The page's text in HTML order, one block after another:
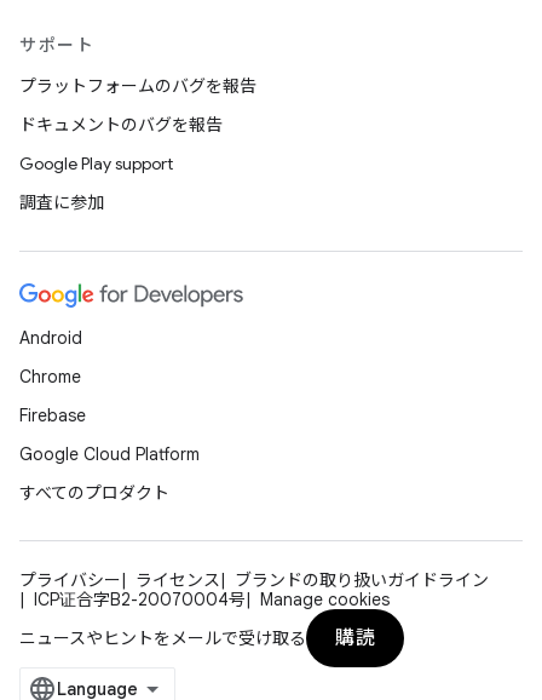
サポート
プラットフォームのバグを報告
ドキュメントのバグを報告
Google Play support
調査に参加
Android
Chrome
Firebase
Google Cloud Platform
すべてのプロダクト
プライバシー ライセンス
ブランドの取り扱いガイドライン
ICP证合字B2-20070004号
Manage cookies
ニュースやヒントをメールで受け取る
購読